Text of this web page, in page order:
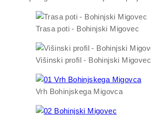
Trasa poti - Bohinjski Migovec
Višinski profil - Bohinjski Migovec
Vrh Bohinjskega Migovca